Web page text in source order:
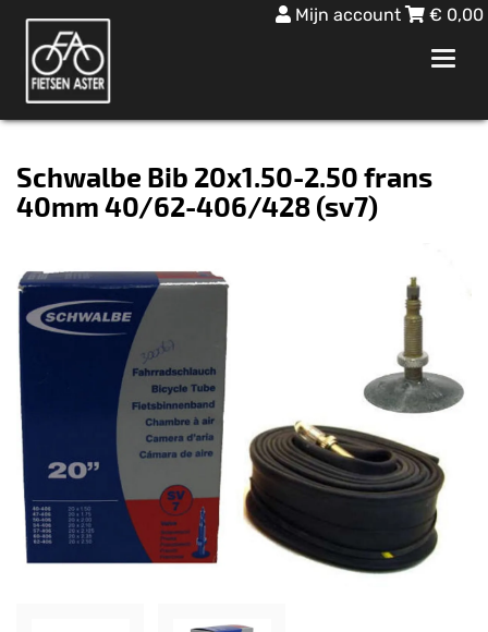
Mijn account € 0,00
Schwalbe Bib 20x1.50-2.50 frans
40mm 40/62-406/428 (sv7)